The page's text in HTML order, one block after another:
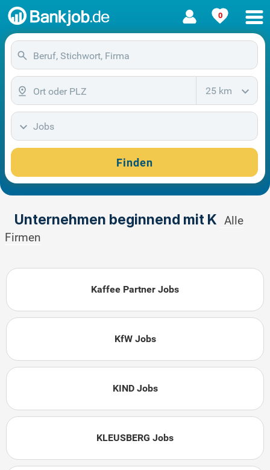
0
25 km
Jobs
Finden
Unternehmen beginnend mit K Alle
Firmen
Kaffee Partner Jobs
KfW Jobs
KIND Jobs
KLEUSBERG Jobs